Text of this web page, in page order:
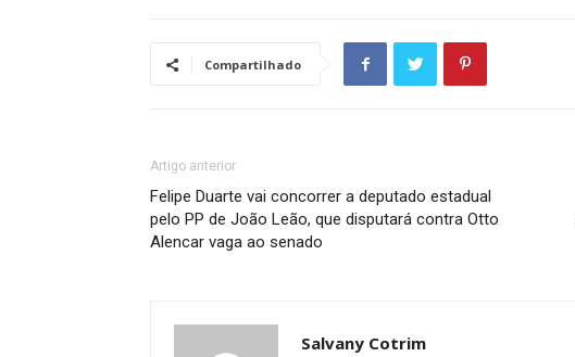
Compartilhado
Artigo anterior
Felipe Duarte vai concorrer a deputado estadual
pelo PP de João Leão, que disputará contra Otto
Alencar vaga ao senado
Salvany Cotrim